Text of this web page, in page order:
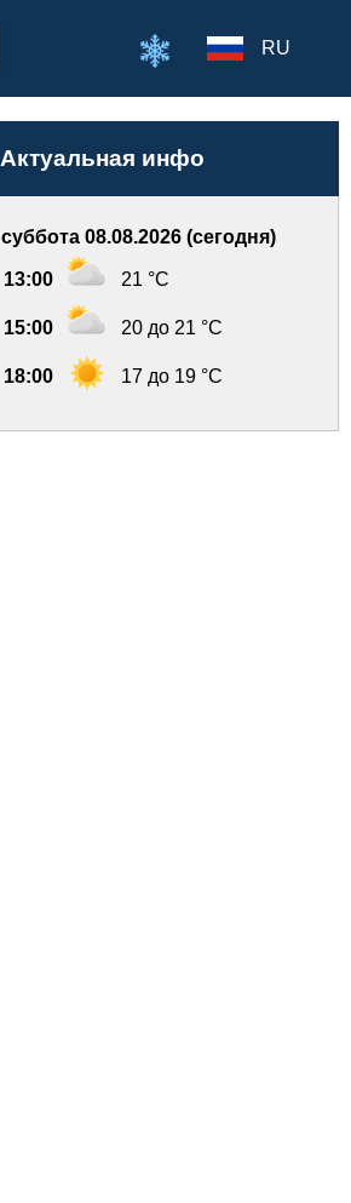
RU
Актуальная инфо
суббота 08.08.2026 (сегодня)
13:00 21 °C
15:00 20 до 21 °C
18:00 17 до 19 °C